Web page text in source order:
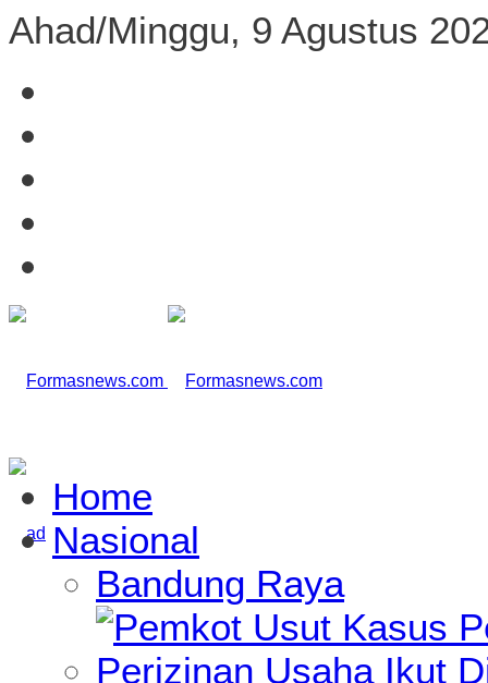
Ahad/Minggu, 9 Agustus
Home
Nasional
Bandung Raya